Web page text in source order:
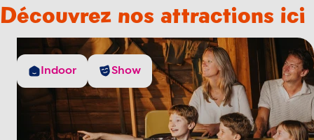
Découvrez nos attractions ici
Indoor Show